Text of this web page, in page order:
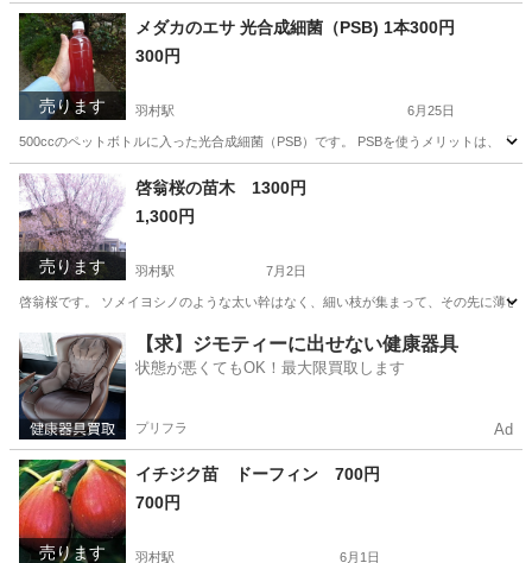
東京 羽村市 羽村駅 その他 メダカ
売ります
メダカのエサ 光合成細菌（PSB) 1本300円
300円
羽村駅 6月25日
500ccのペットボトルに入った光合成細菌（PSB）です。 PSBを使うメリットは、「
東京 羽村市 羽村駅 その他 PSB
売ります
啓翁桜の苗木 1300円
1,300円
羽村駅 7月2日
啓翁桜です。 ソメイヨシノのような太い幹はなく、細い枝が集まって、その先に薄
東京 羽村市 羽村駅 その他 苗木
【求】ジモティーに出せない健康器具
状態が悪くてもOK！最大限買取します
プリフラ Ad
売ります
イチジク苗 ドーフィン 700円
700円
羽村駅 6月1日